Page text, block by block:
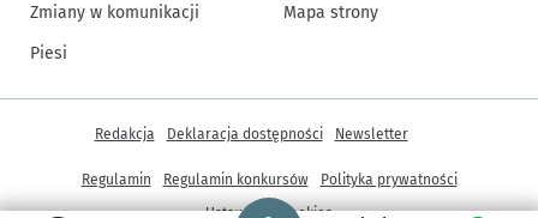
Strona główna - wroclaw.pl
Zmiany w komunikacji
Piesi
Mapa strony
Inne informacje
Redakcja Deklaracja dostępności Newsletter
Regulamin Regulamin konkursów
Polityka prywatności
Ustawienia cookies